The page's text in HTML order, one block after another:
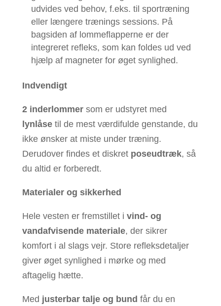
udvides ved behov, f.eks. til sportræning
eller længere trænings sessions. På
bagsiden af lommeflapperne er der
integreret refleks, som kan foldes ud ved
hjælp af magneter for øget synlighed.
Indvendigt
2 inderlommersom er udstyret med
lynlåsetil de mest værdifulde genstande, du
ikke ønsker at miste under træning.
Derudover findes et diskret poseudtræk, så
du altid er forberedt.
Materialer og sikkerhed
Hele vesten er fremstillet i vind- og
vandafvisende materiale, der sikrer
komfort i al slags vejr. Store refleksdetaljer
giver øget synlighed i mørke og med
aftagelig hætte.
Med justerbar talje og bund får du en